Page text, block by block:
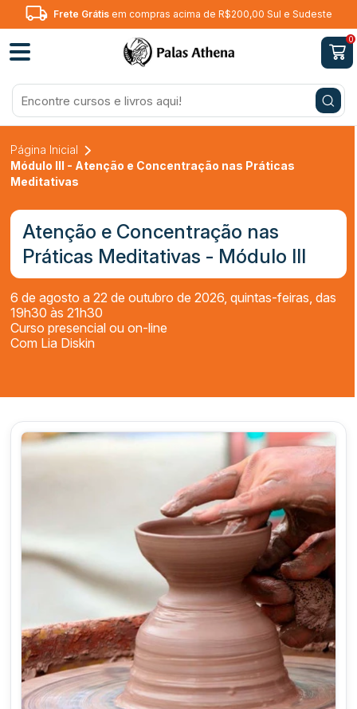
Frete Grátisem compras acima de R$200,00 Sul e Sudeste
0
Página Inicial
Módulo III - Atenção e Concentração nas Práticas
Meditativas
Atenção e Concentração nas
Práticas Meditativas - Módulo III
6 de agosto a 22 de outubro de 2026, quintas-feiras, das
19h30 às 21h30
Curso presencial ou on-line
Com Lia Diskin